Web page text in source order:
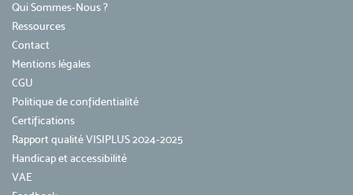
Qui Sommes-Nous ?
Ressources
Contact
Mentions légales
CGU
Politique de confidentialité
Certifications
Rapport qualité VISIPLUS 2024-2025
Handicap et accessibilité
VAE